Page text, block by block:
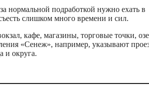
нормальной подработкой нужно ехать в
слишком много времени и сил.
кафе, магазины, торговые точки,
«Сенеж», например, указывают
и округа.